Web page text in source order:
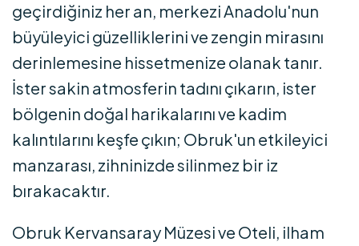
geçirdiğiniz her an, merkezi Anadolu'nun
büyüleyici güzelliklerini ve zengin mirasını
derinlemesine hissetmenize olanak tanır.
İster sakin atmosferin tadını çıkarın, ister
bölgenin doğal harikalarını ve kadim
kalıntılarını keşfe çıkın; Obruk'un etkileyici
manzarası, zihninizde silinmez bir iz
bırakacaktır.
Obruk Kervansaray Müzesi ve Oteli, ilham